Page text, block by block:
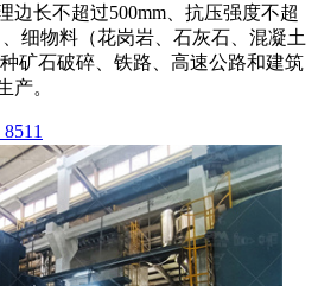
边长不超过500mm、抗压强度不超
细物料（花岗岩、石灰石、混凝土
矿石破碎、铁路、高速公路和建筑
产。